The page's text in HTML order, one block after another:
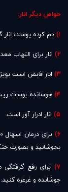
خواص دیگر انار:
۱) دم کرده پوست انار
۲) انار برای التهاب
۳) انار قابض است
۴) جوشانده پوست
۵) انار ادرار آور است.
۶)
بجوشانید و بصورت
۷)
جوشانده و غرغره کنید.